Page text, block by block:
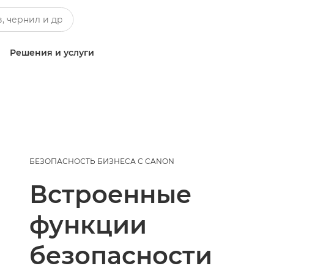
Решения и услуги
БЕЗОПАСНОСТЬ БИЗНЕСА С CANON
Встроенные
функции
безопасности